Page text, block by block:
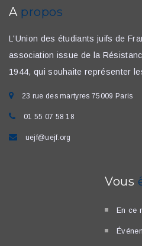
A propos
L'Union des étudiants juifs de
association issue de la
1944, qui souhaite représenter
23 rue des martyres 75009 Paris
01 55 07 58 18
uejf@uejf.org
Vous
En ce